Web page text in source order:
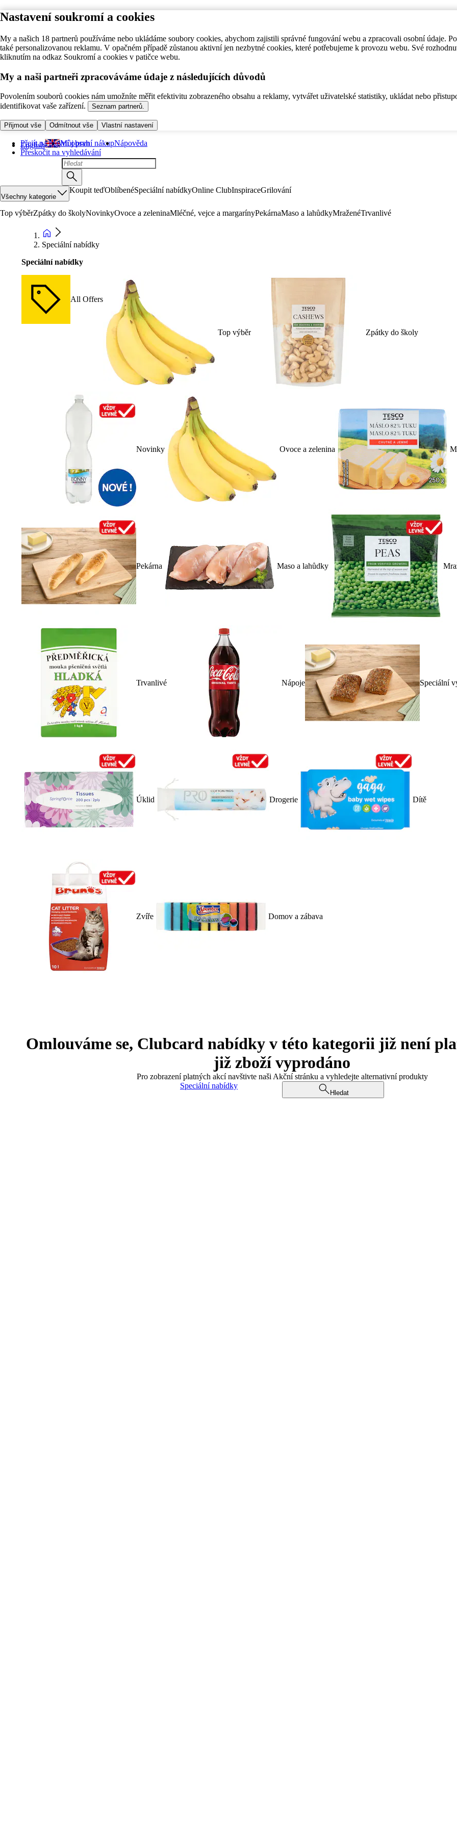
Nastavení soukromí a cookies
My a našich 18 partnerů používáme nebo ukládáme soubory cookies, abychom zajistili správné fungování webu a zpracovali osobní údaje.
také personalizovanou reklamu. V opačném případě zůstanou aktivní jen nezbytné cookies, které potřebujeme k provozu webu. Své
kliknutím na odkaz Soukromí a cookies v patičce webu.
My a naši partneři zpracováváme údaje z následujících důvodů
Povolením souborů cookies nám umožníte měřit efektivitu zobrazeného obsahu a reklamy, vytvářet uživatelské statistiky, ukládat nebo
identifikovat vaše zařízení.
Seznam partnerů.
Přijmout vše Odmítnout vše Vlastní nastavení
Přejít na hlavní obsah
Přeskočit na vyhledávání
English Můj první nákupNápověda
Všechny kategorie
Koupit teďOblíbenéSpeciální nabídkyOnline ClubInspiraceGrilování
Top výběrZpátky do školyNovinkyOvoce a zeleninaMléčné, vejce a margarínyPekárnaMaso a lahůdkyMraženéTrvanlivé
Speciální nabídky
Speciální nabídky
All Offers
Top výběr Zpátky do školy
Novinky Ovoce a zelenina
Pekárna Maso a lahůdky
Trvanlivé Nápoje Speciální
Úklid Drogerie Dítě
Zvíře Domov a zábava
Omlouváme se, Clubcard nabídky v této kategorii již není
již zboží vyprodáno
Pro zobrazení platných akcí navštivte naši Akční stránku a vyhledejte alternativní produkty
Speciální nabídky
Hledat